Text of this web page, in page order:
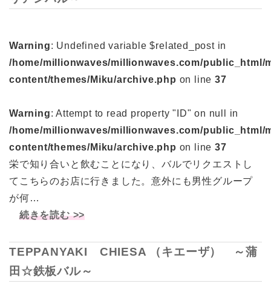
Warning: Undefined variable $related_post in
/home/millionwaves/millionwaves.com/public_html/
content/themes/Miku/archive.php on line37
Warning: Attempt to read property "ID" on null in
/home/millionwaves/millionwaves.com/public_html/
content/themes/Miku/archive.php on line37
栄で知り合いと飲むことになり、バルでリクエストし
てこちらのお店に行きました。意外にも男性グループ
が何…
続きを読む >>
TEPPANYAKI CHIESA （キエーザ） ～蒲
田☆鉄板バル～